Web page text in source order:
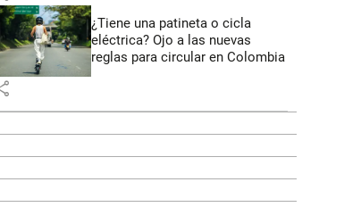
¿Tiene una patineta o cicla
eléctrica? Ojo a las nuevas
reglas para circular en Colombia